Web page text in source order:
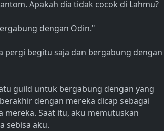
Apakah dia tidak cocok di Lahmu?
dengan Odin."
pergi begitu saja dan bergabung dengan
guild untuk bergabung dengan yang
dengan mereka dicap sebagai
Saat itu, aku memutuskan
sebisa aku.